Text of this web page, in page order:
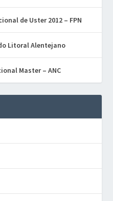
de Uster 2012 – FPN
Litoral Alentejano
Master – ANC